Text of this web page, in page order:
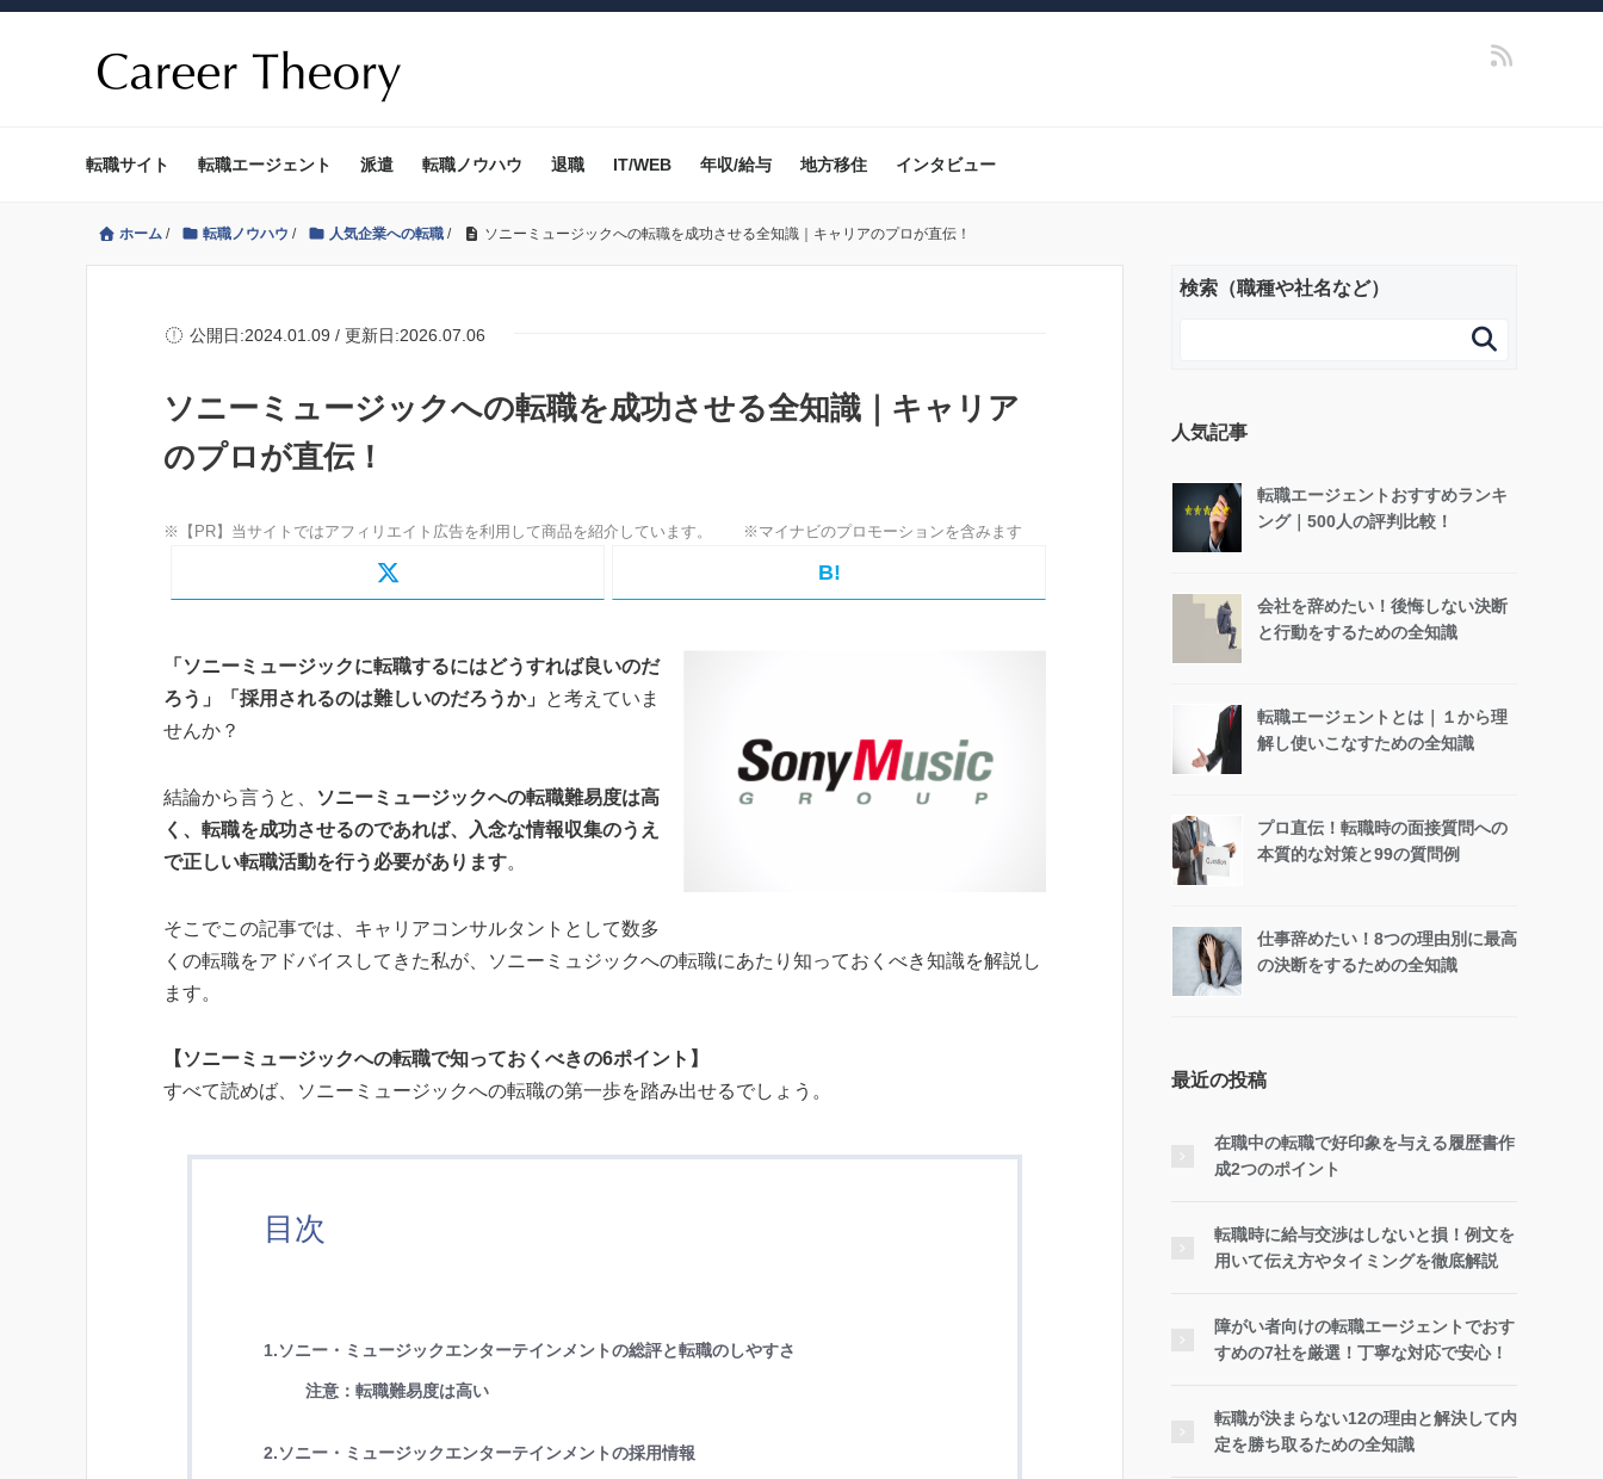
転職サイト 転職エージェント 派遣 転職ノウハウ 退職 IT/WEB 年収/給与 地方移住 インタビュー
ホーム / 転職ノウハウ / 人気企業への転職 / ソニーミュージックへの転職を成功させる全知識｜キャリアのプロが直伝！
公開日:2024.01.09 / 更新日:2026.07.06
ソニーミュージックへの転職を成功させる全知識｜キャリア
のプロが直伝！
B!
「ソニーミュージックに転職するにはどうすれば良いのだ
ろう」「採用されるのは難しいのだろうか」
と考えていま
せんか？
結論から言うと、
ソニーミュージックへの転職難易度は高
く、転職を成功させるのであれば、入念な情報収集のうえ
で正しい転職活動を行う必要があります。
そこでこの記事では、キャリアコンサルタントとして数多
くの転職をアドバイスしてきた私が、ソニーミュジックへの転職にあたり知っておくべき知識を解説し
ます。
【ソニーミュージックへの転職で知っておくべきの6ポイント】
すべて読めば、ソニーミュージックへの転職の第一歩を踏み出せるでしょう。
目次
1.ソニー・ミュージックエンターテインメントの総評と転職のしやすさ
注意：転職難易度は高い
2.ソニー・ミュージックエンターテインメントの採用情報
検索（職種や社名など）

人気記事
転職エージェントおすすめランキ
ング｜500人の評判比較！
会社を辞めたい！後悔しない決断
と行動をするための全知識
転職エージェントとは｜１から理
解し使いこなすための全知識
プロ直伝！転職時の面接質問への
本質的な対策と99の質問例
仕事辞めたい！8つの理由別に最高
の決断をするための全知識
最近の投稿
在職中の転職で好印象を与える履歴書作
成2つのポイント
転職時に給与交渉はしないと損！例文を
用いて伝え方やタイミングを徹底解説
障がい者向けの転職エージェントでおす
すめの7社を厳選！丁寧な対応で安心！
転職が決まらない12の理由と解決して内
定を勝ち取るための全知識